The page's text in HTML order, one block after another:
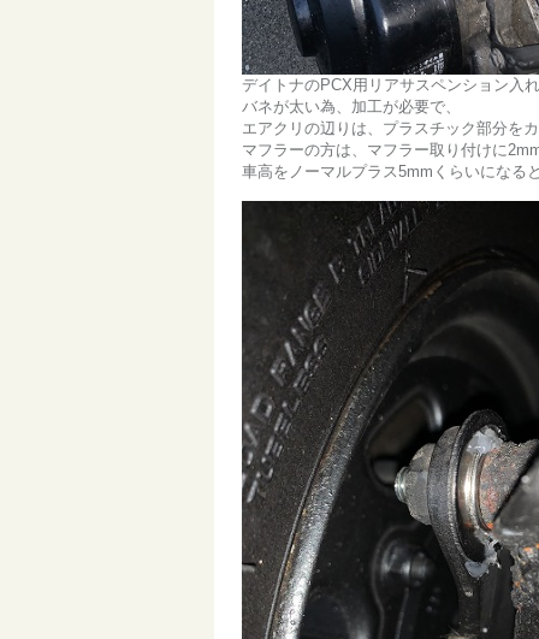
デイトナのPCX用リアサスペンション入
バネが太い為、加工が必要で、
エアクリの辺りは、プラスチック部分を
マフラーの方は、マフラー取り付けに
車高をノーマルプラス5mmくらいになる